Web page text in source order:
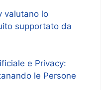
valutano lo
supportato da
e Privacy:
le Persone